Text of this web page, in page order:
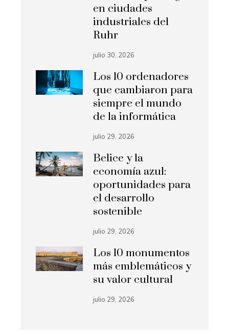
en ciudades
industriales del
Ruhr
julio 30, 2026
Los 10 ordenadores
que cambiaron para
siempre el mundo
de la informática
julio 29, 2026
Belice y la
economía azul:
oportunidades para
el desarrollo
sostenible
julio 29, 2026
Los 10 monumentos
más emblemáticos y
su valor cultural
julio 29, 2026